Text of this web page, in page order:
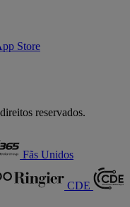
Store
reservados.
Fãs Unidos
CDE